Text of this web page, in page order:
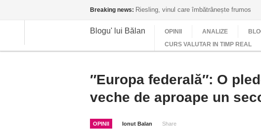
Breaking news: Riesling, vinul care îmbătrânește frumos
Blogu' lui Bălan OPINII ANALIZE
CURS VALUTAR IN TIMP REAL
″Europa federală″: O
veche de aproape un
OPINII Ionut Balan Share